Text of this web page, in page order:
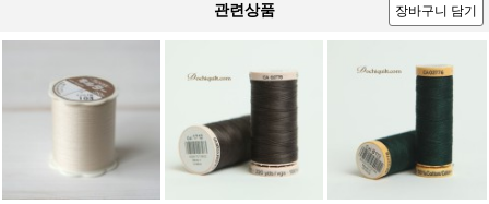
관련상품 장바구니 담기